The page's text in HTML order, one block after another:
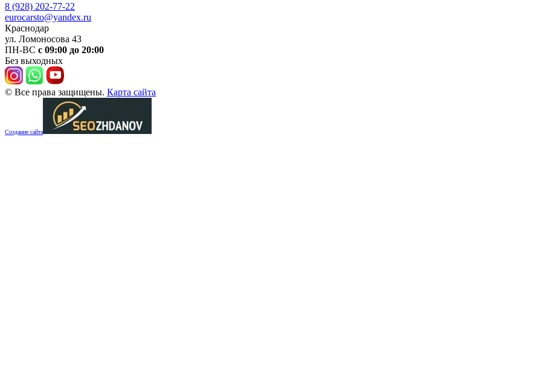
8 (928) 202-77-22
eurocarsto@yandex.ru
Краснодар
ул. Ломоносова 43
ПН-ВС с 09:00 до 20:00
Без выходных
© Все права защищены. Карта сайта
Создание сайта